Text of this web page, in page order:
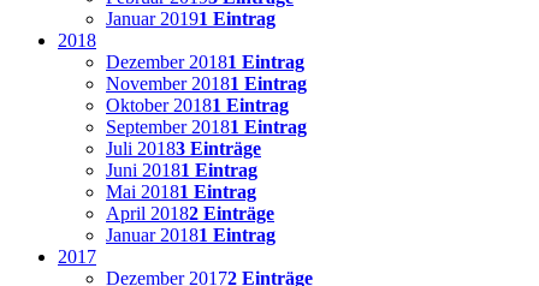
Januar 20191 Eintrag
2018
Dezember 20181 Eintrag
November 20181 Eintrag
Oktober 20181 Eintrag
September 20181 Eintrag
Juli 20183 Einträge
Juni 20181 Eintrag
Mai 20181 Eintrag
April 20182 Einträge
Januar 20181 Eintrag
2017
Dezember 20172 Einträge